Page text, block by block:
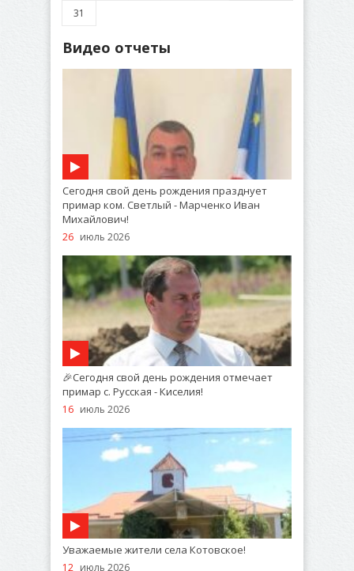
31
Видео отчеты
Сегодня свой день рождения празднует
примар ком. Светлый - Марченко Иван
Михайлович!
26 июль 2026
🎉Сегодня свой день рождения отмечает
примар с. Русская - Киселия!
16 июль 2026
Уважаемые жители села Котовское!
12 июль 2026